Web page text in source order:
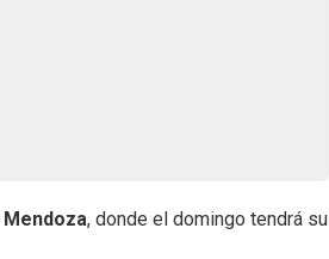
Mendoza, donde el domingo tendrá su